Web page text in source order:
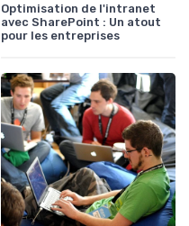
Optimisation de l'intranet
avec SharePoint : Un atout
pour les entreprises